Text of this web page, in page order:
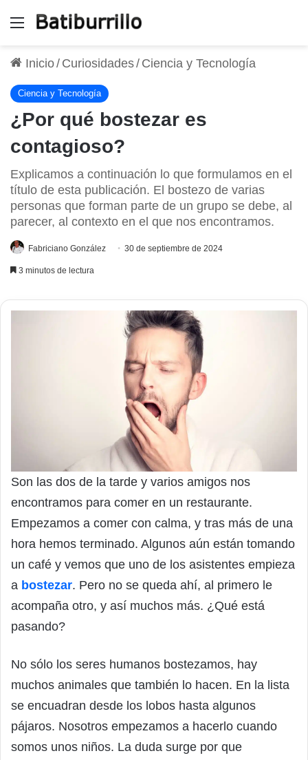
Menú
Inicio/ Curiosidades/ Ciencia y Tecnología
Ciencia y Tecnología
¿Por qué bostezar es
contagioso?
Explicamos a continuación lo que formulamos en el
título de esta publicación. El bostezo de varias
personas que forman parte de un grupo se debe, al
parecer, al contexto en el que nos encontramos.
Fabriciano González 30 de septiembre de 2024
3 minutos de lectura
Son las dos de la tarde y varios amigos nos
encontramos para comer en un restaurante.
Empezamos a comer con calma, y tras más de una
hora hemos terminado. Algunos aún están tomando
un café y vemos que uno de los asistentes empieza
a bostezar. Pero no se queda ahí, al primero le
acompaña otro, y así muchos más. ¿Qué está
pasando?
No sólo los seres humanos bostezamos, hay
muchos animales que también lo hacen. En la lista
se encuadran desde los lobos hasta algunos
pájaros. Nosotros empezamos a hacerlo cuando
somos unos niños. La duda surge por que